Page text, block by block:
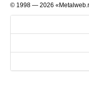
© 1998 — 2026